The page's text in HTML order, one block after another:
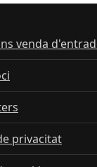
venda
privacitat